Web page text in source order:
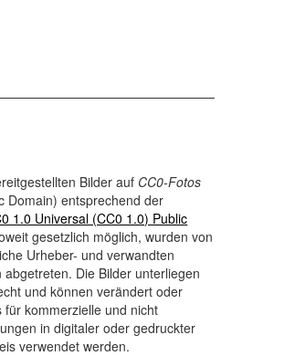
Bilder auf CC0-Fotos
Domain) entsprechend der
1.0 Universal (CC0 1.0) Public
gesetzlich möglich, wurden von
Urheber- und verwandten
Die Bilder unterliegen
und können verändert oder
kommerzielle und nicht
in digitaler oder gedruckter
verwendet werden.